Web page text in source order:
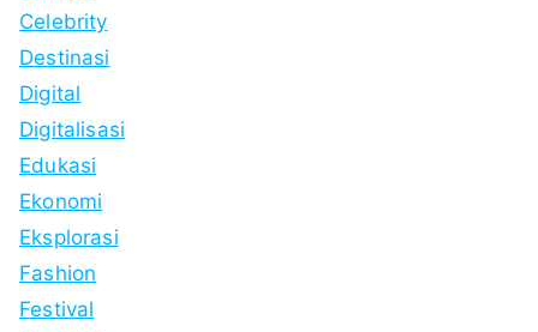
Celebrity
Destinasi
Digital
Digitalisasi
Edukasi
Ekonomi
Eksplorasi
Fashion
Festival